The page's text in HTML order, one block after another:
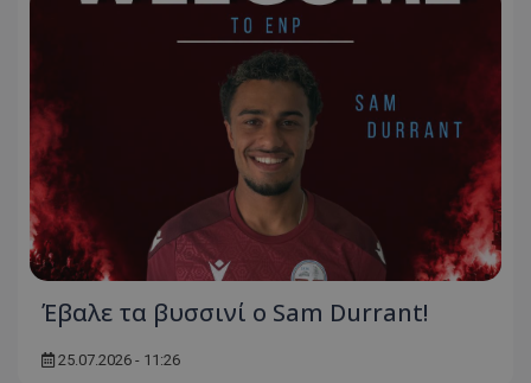
Έβαλε τα βυσσινί ο Sam Durrant!
25.07.2026 - 11:26